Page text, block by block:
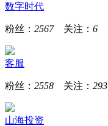
数字时代
粉丝： 2567关注： 6
客服
粉丝： 2558 关注： 293
山海投资